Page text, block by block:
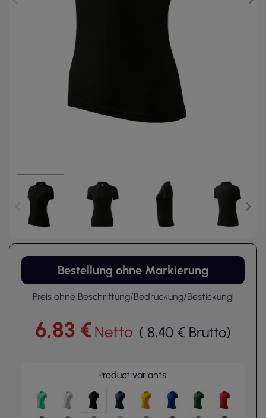
Bestellung ohne Markierung
Preis ohne Beschriftung/Bedruckung/Bestickung!
6,83 €Netto ( 8,40 € Brutto)
Product variants: